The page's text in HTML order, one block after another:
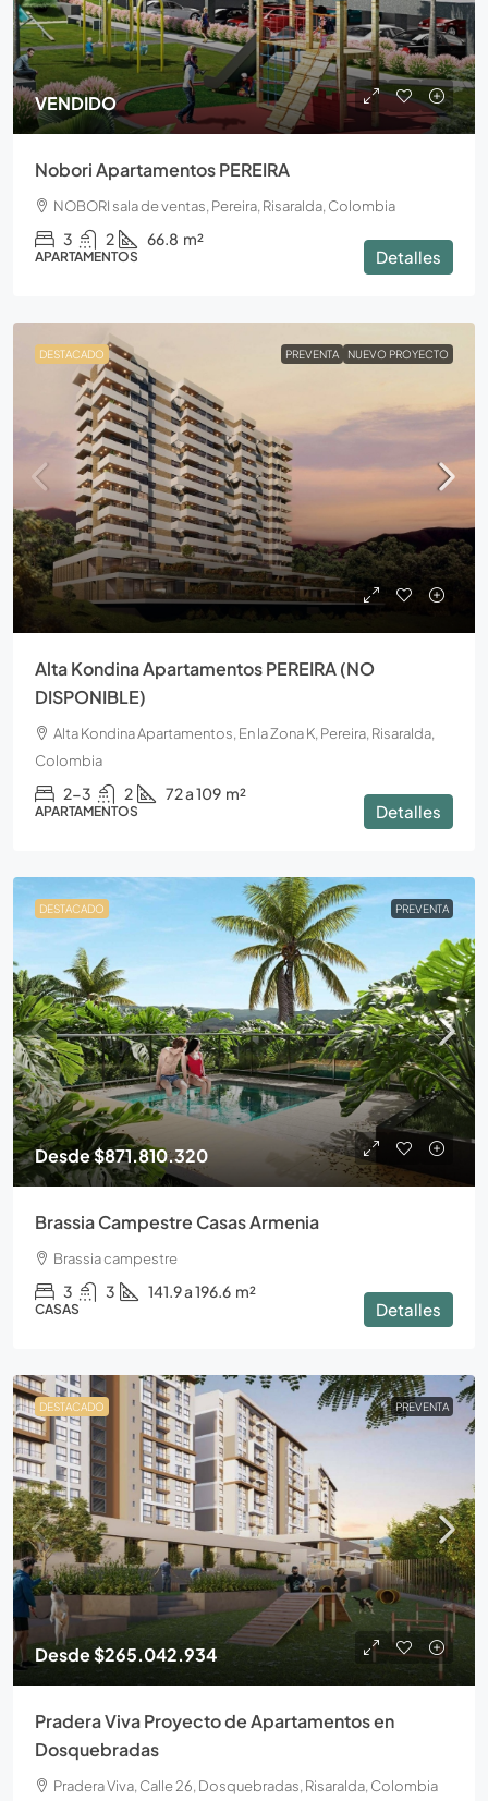
VENDIDO
Nobori Apartamentos PEREIRA
NOBORI sala de ventas, Pereira, Risaralda, Colombia
3 2 66.8 m²
APARTAMENTOS Detalles
DESTACADO PREVENTA NUEVO PROYECTO
Alta Kondina Apartamentos PEREIRA (NO
DISPONIBLE)
Alta Kondina Apartamentos, En la Zona K, Pereira, Risaralda,
Colombia
2-3 2 72 a 109 m²
APARTAMENTOS Detalles
DESTACADO PREVENTA
Desde$871.810.320
Brassia Campestre Casas Armenia
Brassia campestre
3 3 141.9 a 196.6 m²
CASAS Detalles
DESTACADO PREVENTA
Desde$265.042.934
Pradera Viva Proyecto de Apartamentos en
Dosquebradas
Pradera Viva, Calle 26, Dosquebradas, Risaralda, Colombia